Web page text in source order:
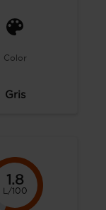
Color
Gris
1.8
L/100